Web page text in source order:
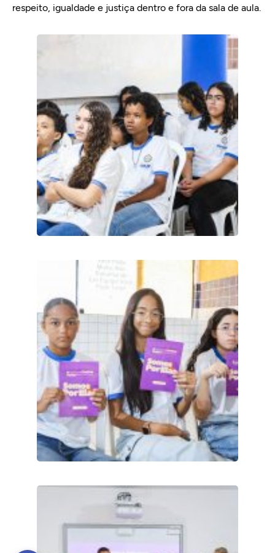
respeito, igualdade e justiça dentro e fora da sala de aula.